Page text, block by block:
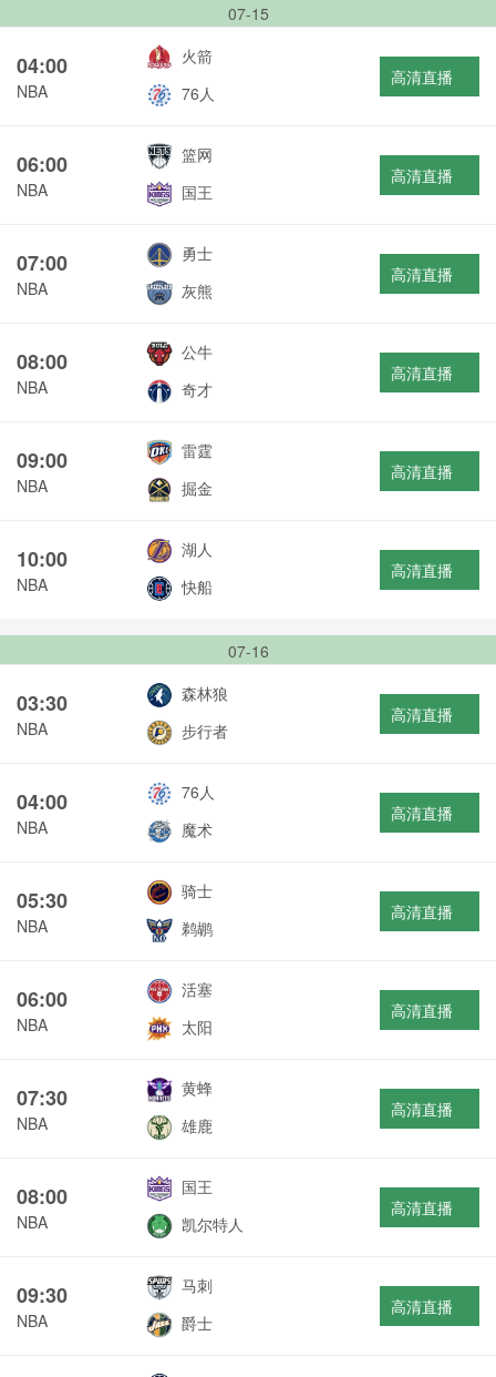
07-15
04:00
NBA
火箭
76人
高清直播
06:00
NBA
篮网
国王
高清直播
07:00
NBA
勇士
灰熊
高清直播
08:00
NBA
公牛
奇才
高清直播
09:00
NBA
雷霆
掘金
高清直播
10:00
NBA
湖人
快船
高清直播
07-16
03:30
NBA
森林狼
步行者
高清直播
04:00
NBA
76人
魔术
高清直播
05:30
NBA
骑士
鹈鹕
高清直播
06:00
NBA
活塞
太阳
高清直播
07:30
NBA
黄蜂
雄鹿
高清直播
08:00
NBA
国王
凯尔特人
高清直播
09:30
NBA
马刺
爵士
高清直播